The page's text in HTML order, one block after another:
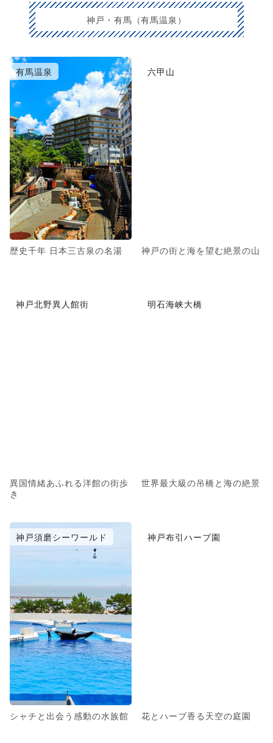
神戸・有馬（有馬温泉）
有馬温泉
歴史千年 日本三古泉の名湯
六甲山
神戸の街と海を望む絶景の山
神戸北野異人館街
異国情緒あふれる洋館の街歩
き
明石海峡大橋
世界最大級の吊橋と海の絶景
神戸須磨シーワールド
シャチと出会う感動の水族館
神戸布引ハーブ園
花とハーブ香る天空の庭園